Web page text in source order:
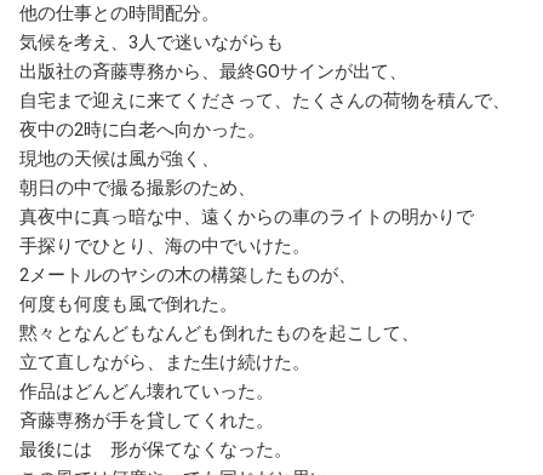
他の仕事との時間配分。
気候を考え、3人で迷いながらも
出版社の斉藤専務から、最終GOサインが出て、
自宅まで迎えに来てくださって、たくさんの荷物を積んで、
夜中の2時に白老へ向かった。
現地の天候は風が強く、
朝日の中で撮る撮影のため、
真夜中に真っ暗な中、遠くからの車のライトの明かりで
手探りでひとり、海の中でいけた。
2メートルのヤシの木の構築したものが、
何度も何度も風で倒れた。
黙々となんどもなんども倒れたものを起こして、
立て直しながら、また生け続けた。
作品はどんどん壊れていった。
斉藤専務が手を貸してくれた。
最後には 形が保てなくなった。